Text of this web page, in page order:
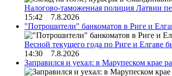
Налогово-таможенная полиция Латвии
15:42 7.8.2026
"Потрошители" банкоматов в Риге и
Весной текущего года по Риге и Елгаве
14:30 7.8.2026
Заправился и уехал: в Марупеском крае